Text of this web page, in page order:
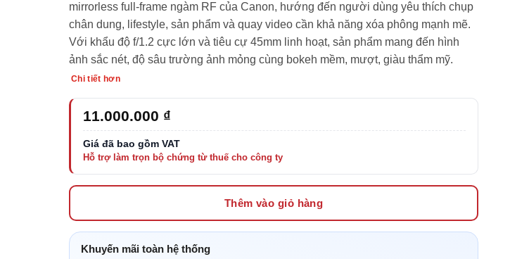
mirrorless full-frame ngàm RF của Canon, hướng đến người dùng yêu thích chụp
chân dung, lifestyle, sản phẩm và quay video cần khả năng xóa phông mạnh mẽ.
Với khẩu độ f/1.2 cực lớn và tiêu cự 45mm linh hoạt, sản phẩm mang đến hình
ảnh sắc nét, độ sâu trường ảnh mỏng cùng bokeh mềm, mượt, giàu thẩm mỹ.
Chi tiết hơn
11.000.000 ₫
Thêm vào giỏ hàng
Khuyến mãi toàn hệ thống